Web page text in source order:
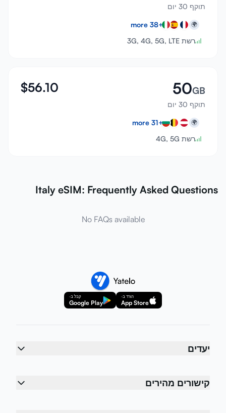
תוקף 30 יום
🌍
+
38
רשת 3G, 4G, 5G, LTE
50GB
תוקף 30 יום
$56.10
🌍
+
31
רשת 4G, 5G
Italy eSIM: Frequently Asked Questions
No FAQs available
הורד ב-
App Store
קבל ב-
Google Play
יעדים
קישורים מהירים